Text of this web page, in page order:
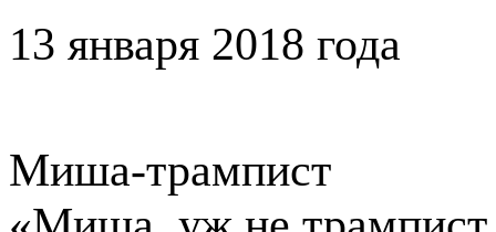
13 января 2018 года
Миша-трампист